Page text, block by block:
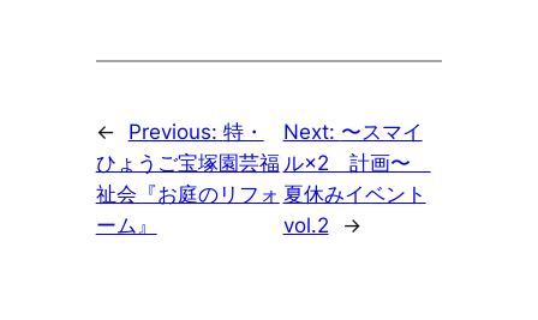
← Previous: 特・
ひょうご宝塚園芸福
祉会『お庭のリフォ
ーム』
Next: 〜スマイ
ル×2 計画〜
夏休みイベント
vol.2
→